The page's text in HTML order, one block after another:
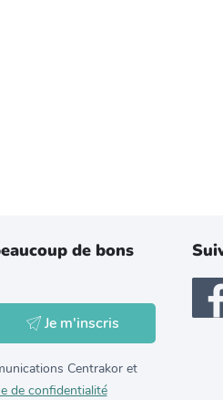
de bons
Je m'inscris
Centrakor et
de confidentialité